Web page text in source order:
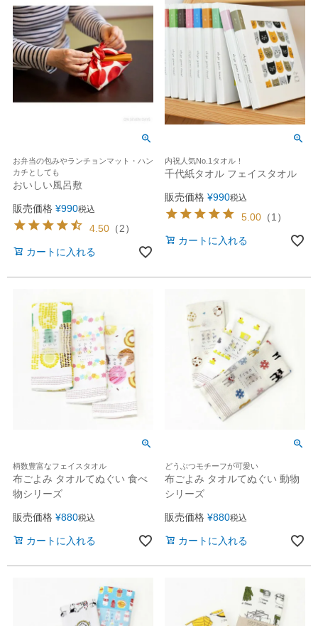
お弁当の包みやランチョンマット・ハン
カチとしても
おいしい風呂敷
販売価格 ¥990税込
4.50 （2）
カートに入れる
内祝人気No.1タオル！
千代紙タオル フェイスタオル
販売価格 ¥990税込
5.00 （1 ）
カートに入れる
柄数豊富なフェイスタオル
布ごよみ タオルてぬぐい 食べ
物シリーズ
販売価格 ¥880税込
カートに入れる
どうぶつモチーフが可愛い
布ごよみ タオルてぬぐい 動物
シリーズ
販売価格 ¥880税込
カートに入れる